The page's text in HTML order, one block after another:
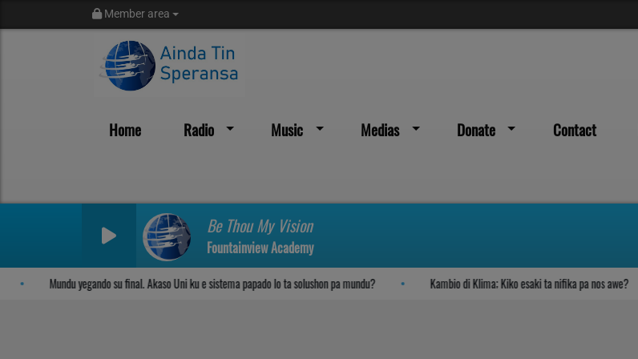
Member area
Home Radio Music Medias Donate Contact
Be Thou My Vision
Fountainview Academy
Mundu yegando su final. Akaso Uni ku e sistema papado lo ta solushon pa mundu? Kambio di Klima; Kiko esaki ta nifika pa nos awe?